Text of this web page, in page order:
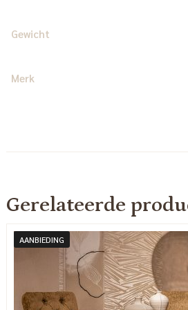
Gewicht
Merk
Gerelateerde
AANBIEDING